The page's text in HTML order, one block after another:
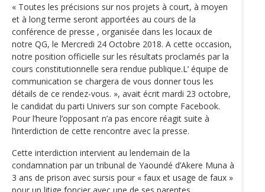
« Toutes les précisions sur nos projets à court, à moyen
et à long terme seront apportées au cours de la
conférence de presse , organisée dans les locaux de
notre QG, le Mercredi 24 Octobre 2018. A cette occasion,
notre position officielle sur les résultats proclamés par la
cours constitutionnelle sera rendue publique.L’ équipe de
communication se chargera de vous donner tous les
détails de ce rendez-vous. », avait écrit mardi 23 octobre,
le candidat du parti Univers sur son compte Facebook.
Pour l’heure l’opposant n’a pas encore réagit suite à
l’interdiction de cette rencontre avec la presse.
Cette interdiction intervient au lendemain de la
condamnation par un tribunal de Yaoundé d’Akere Muna à
3 ans de prison avec sursis pour « faux et usage de faux »